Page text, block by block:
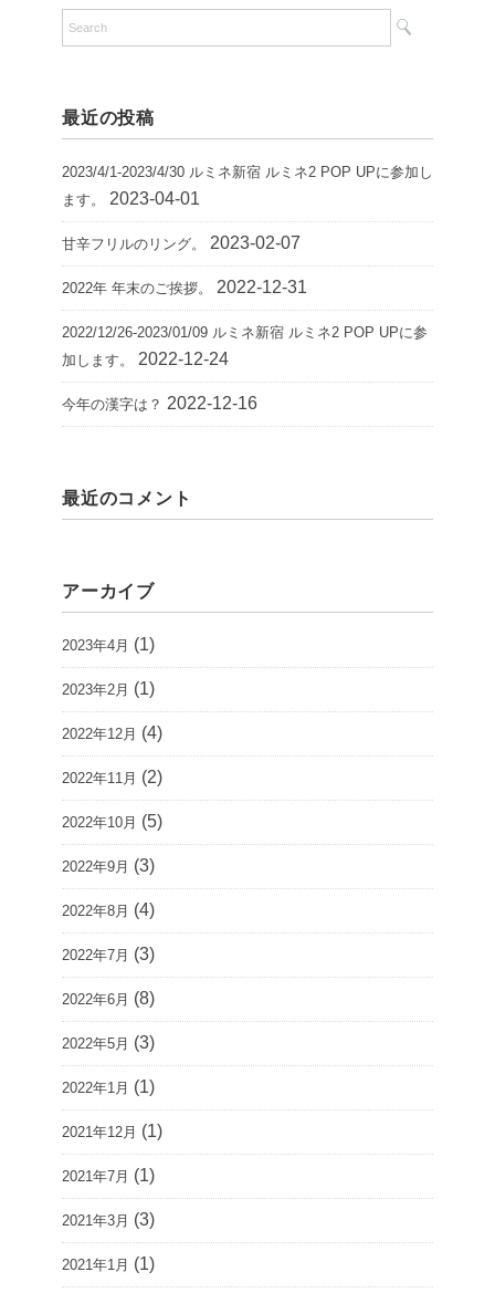
最近の投稿
2023/4/1-2023/4/30 ルミネ新宿 ルミネ2 POP UPに参加し
ます。
2023-04-01
甘辛フリルのリング。 2023-02-07
2022年 年末のご挨拶。 2022-12-31
2022/12/26-2023/01/09 ルミネ新宿 ルミネ2 POP UPに参
加します。
2022-12-24
今年の漢字は？ 2022-12-16
最近のコメント
アーカイブ
2023年4月 (1)
2023年2月 (1)
2022年12月 (4)
2022年11月 (2)
2022年10月 (5)
2022年9月 (3)
2022年8月 (4)
2022年7月 (3)
2022年6月 (8)
2022年5月 (3)
2022年1月 (1)
2021年12月 (1)
2021年7月 (1)
2021年3月 (3)
2021年1月 (1)